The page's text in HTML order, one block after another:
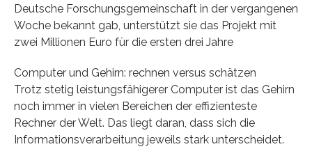
Deutsche Forschungsgemeinschaft in der vergangenen
Woche bekannt gab, unterstützt sie das Projekt mit
zwei Millionen Euro für die ersten drei Jahre
Computer und Gehirn: rechnen versus schätzen
Trotz stetig leistungsfähigerer Computer ist das Gehirn
noch immer in vielen Bereichen der effizienteste
Rechner der Welt. Das liegt daran, dass sich die
Informationsverarbeitung jeweils stark unterscheidet.